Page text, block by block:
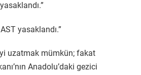
yasaklandı.”
uzatmak mümkün; fakat
Anadolu’daki gezici